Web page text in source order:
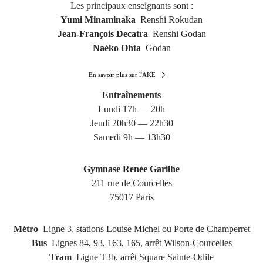
Les principaux enseignants sont :
Yumi Minaminaka Renshi Rokudan
Jean-François Decatra Renshi Godan
Naéko Ohta Godan
En savoir plus sur l'AKE
Entraînements
Lundi 17h — 20h
Jeudi 20h30 — 22h30
Samedi 9h — 13h30
Gymnase Renée Garilhe
211 rue de Courcelles
75017 Paris
MétroLigne 3, stations Louise Michel ou Porte de Champerret
BusLignes 84, 93, 163, 165, arrêt Wilson-Courcelles
Tram Ligne T3b, arrêt Square Sainte-Odile